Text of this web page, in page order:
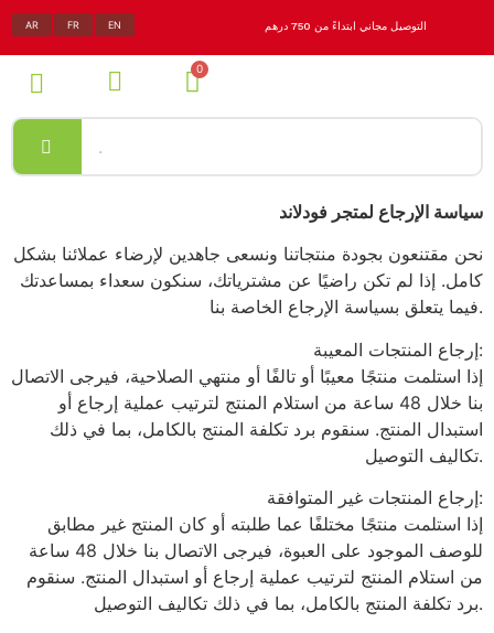
AR FR EN التوصيل مجاني ابتداءً من 750 درهم
سياسة الإرجاع لمتجر فودلاند
نحن مقتنعون بجودة منتجاتنا ونسعى جاهدين لإرضاء عملائنا بشكل
كامل. إذا لم تكن راضيًا عن مشترياتك، سنكون سعداء بمساعدتك
فيما يتعلق بسياسة الإرجاع الخاصة بنا.
إرجاع المنتجات المعيبة:
إذا استلمت منتجًا معيبًا أو تالفًا أو منتهي الصلاحية، فيرجى الاتصال
بنا خلال 48 ساعة من استلام المنتج لترتيب عملية إرجاع أو
استبدال المنتج. سنقوم برد تكلفة المنتج بالكامل، بما في ذلك
تكاليف التوصيل.
إرجاع المنتجات غير المتوافقة:
إذا استلمت منتجًا مختلفًا عما طلبته أو كان المنتج غير مطابق
للوصف الموجود على العبوة، فيرجى الاتصال بنا خلال 48 ساعة
من استلام المنتج لترتيب عملية إرجاع أو استبدال المنتج. سنقوم
برد تكلفة المنتج بالكامل، بما في ذلك تكاليف التوصيل.